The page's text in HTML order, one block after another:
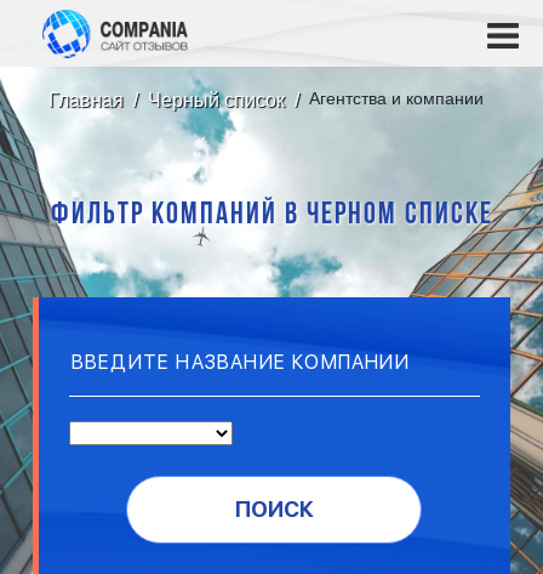
Главная Черный список Агентства и компании
ФИЛЬТР КОМПАНИЙ В ЧЕРНОМ СПИСКЕ
ПОИСК